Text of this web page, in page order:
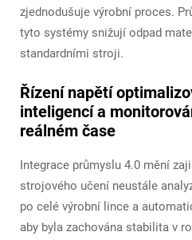
zjednodušuje výrobní proces.
tyto systémy snižují odpad
standardními stroji.
Řízení napětí
inteligencí a
reálném čase
Integrace průmyslu 4.0 mění
strojového učení neustále
po celé výrobní lince a
aby byla zachována stabilita v